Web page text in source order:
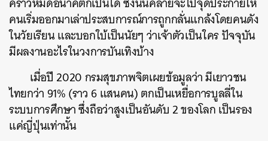
คนเริ่มออกมาเล่าประสบการณ์การถูกกลั่นแกล้งโดยคนดัง
ในวัยเรียน และบอกใบ้เป็นนัยๆ ว่าเจ้าตัวเป็นใคร ปัจจุบัน
มีผลงานอะไรในวงการบันเทิงบ้าง
เมื่อปี 2020 กรมสุขภาพจิตเผยข้อมูลว่า มีเยาวชน
ไทยกว่า 91% (ราว 6 แสนคน) ตกเป็นเหยื่อการบูลลี่ใน
ระบบการศึกษา ซึ่งถือว่าสูงเป็นอันดับ 2 ของโลก เป็นรอง
แค่ญี่ปุ่นเท่านั้น